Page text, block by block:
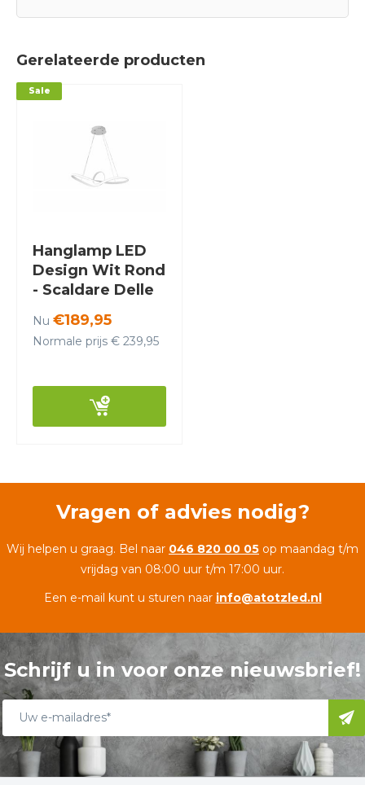
Gerelateerde producten
Hanglamp LED
Design Wit Rond
- Scaldare Delle
Sale
Nu €189,95
Normale prijs € 239,95
Vragen of advies nodig?
Wij helpen u graag. Bel naar 046 820 00 05 op maandag t/m
vrijdag van 08:00 uur t/m 17:00 uur.
Een e-mail kunt u sturen naar info@atotzled.nl
Schrijf u in voor onze nieuwsbrief!